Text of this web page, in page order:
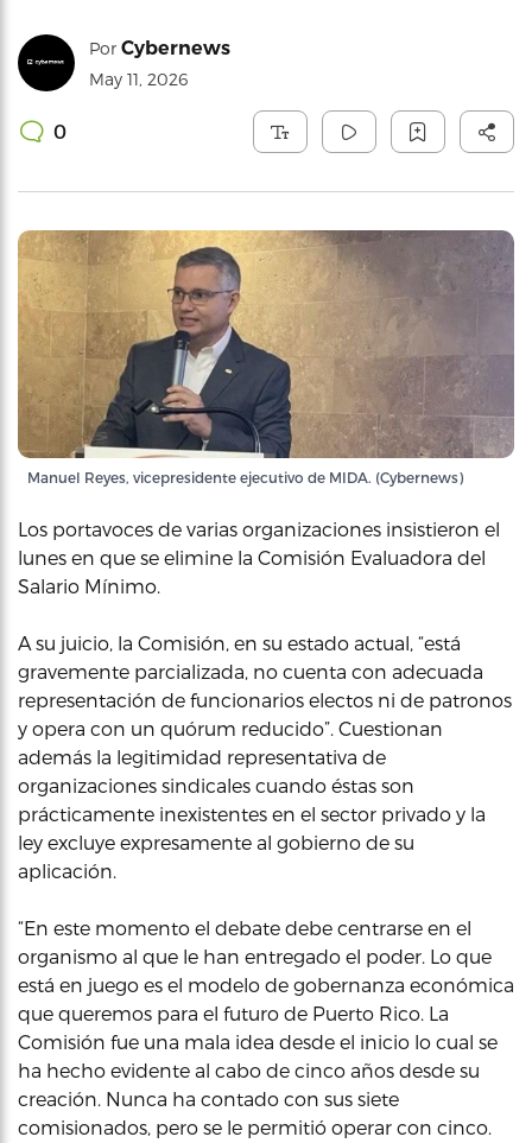
Por Cybernews
May 11, 2026
0
Manuel Reyes, vicepresidente ejecutivo de MIDA. (Cybernews)
Los portavoces de varias organizaciones insistieron el
lunes en que se elimine la Comisión Evaluadora del
Salario Mínimo.
A su juicio, la Comisión, en su estado actual, “está
gravemente parcializada, no cuenta con adecuada
representación de funcionarios electos ni de patronos
y opera con un quórum reducido”. Cuestionan
además la legitimidad representativa de
organizaciones sindicales cuando éstas son
prácticamente inexistentes en el sector privado y la
ley excluye expresamente al gobierno de su
aplicación.
“En este momento el debate debe centrarse en el
organismo al que le han entregado el poder. Lo que
está en juego es el modelo de gobernanza económica
que queremos para el futuro de Puerto Rico. La
Comisión fue una mala idea desde el inicio lo cual se
ha hecho evidente al cabo de cinco años desde su
creación. Nunca ha contado con sus siete
comisionados, pero se le permitió operar con cinco.